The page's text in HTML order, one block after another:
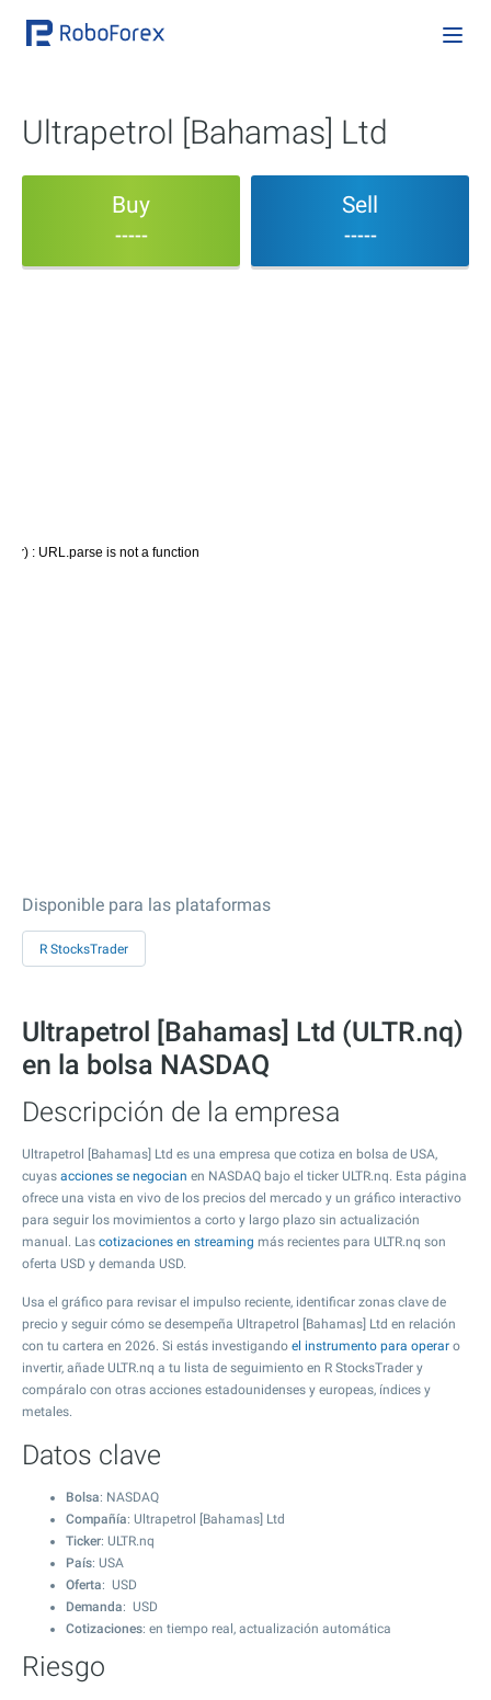
Ultrapetrol [Bahamas] Ltd
Buy
-----
Sell
-----
Disponible para las plataformas
R StocksTrader
Ultrapetrol [Bahamas] Ltd (ULTR.nq)
en la bolsa NASDAQ
Descripción de la empresa
Ultrapetrol [Bahamas] Ltd es una empresa que cotiza en bolsa de USA,
cuyas acciones se negocian en NASDAQ bajo el ticker ULTR.nq. Esta página
ofrece una vista en vivo de los precios del mercado y un gráfico interactivo
para seguir los movimientos a corto y largo plazo sin actualización
manual. Las cotizaciones en streaming más recientes para ULTR.nq son
oferta USD y demanda USD.
Usa el gráfico para revisar el impulso reciente, identificar zonas clave de
precio y seguir cómo se desempeña Ultrapetrol [Bahamas] Ltd en relación
con tu cartera en 2026. Si estás investigando el instrumento para operar o
invertir, añade ULTR.nq a tu lista de seguimiento en R StocksTrader y
compáralo con otras acciones estadounidenses y europeas, índices y
metales.
Datos clave
Bolsa: NASDAQ
Compañía: Ultrapetrol [Bahamas] Ltd
Ticker: ULTR.nq
País: USA
Oferta: USD
Demanda: USD
Cotizaciones: en tiempo real, actualización automática
Riesgo